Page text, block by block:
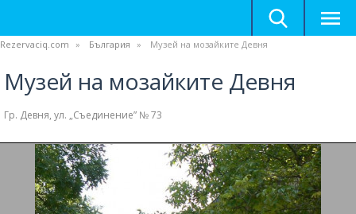
Rezervaciq.com България Музей на мозайките Девня
Музей на мозайките Девня
Гр. Девня, ул. „Съединение” № 73